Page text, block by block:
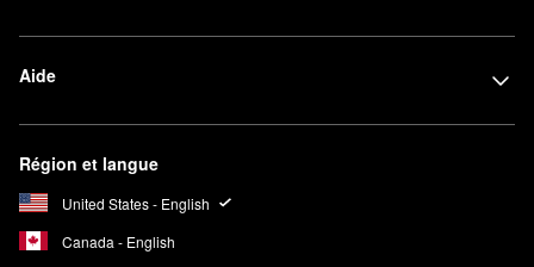
Aide
Région et langue
United States - English
Canada - English